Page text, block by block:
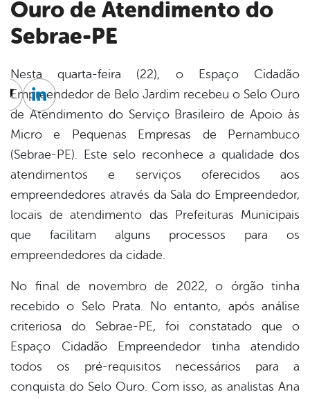
Ouro de Atendimento do
Sebrae-PE
Nesta quarta-feira (22), o Espaço Cidadão
Empreendedor de Belo Jardim recebeu o Selo Ouro
de Atendimento do Serviço Brasileiro de Apoio às
Micro e Pequenas Empresas de Pernambuco
(Sebrae-PE). Este selo reconhece a qualidade dos
atendimentos e serviços oferecidos aos
empreendedores através da Sala do Empreendedor,
locais de atendimento das Prefeituras Municipais
que facilitam alguns processos para os
empreendedores da cidade.
No final de novembro de 2022, o órgão tinha
recebido o Selo Prata. No entanto, após análise
criteriosa do Sebrae-PE, foi constatado que o
Espaço Cidadão Empreendedor tinha atendido
todos os pré-requisitos necessários para a
conquista do Selo Ouro. Com isso, as analistas Ana
Twitter
Linkedin